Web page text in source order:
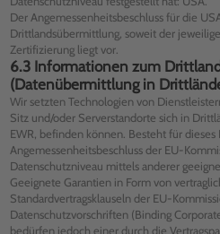
Der Angemessenheitsbeschluss für die
Drittlandsübermittlung, soweit der
Zertifizierung liegt vor.
6.3 Informationen zum
(Datenübermittlung in
Wir setzten Technologien von
Sitz und/oder Serverstandorte sich in
EWR, befinden können. Besteht für dieses
Angemessenheitsbeschluss der EU-
Datenschutzniveau mittels anderer
Geeignete Garantien in Form von
Standardvertragsklauseln der EU-
Datenschutzvorschriften (Binding
bedürfen jedoch einer durch die